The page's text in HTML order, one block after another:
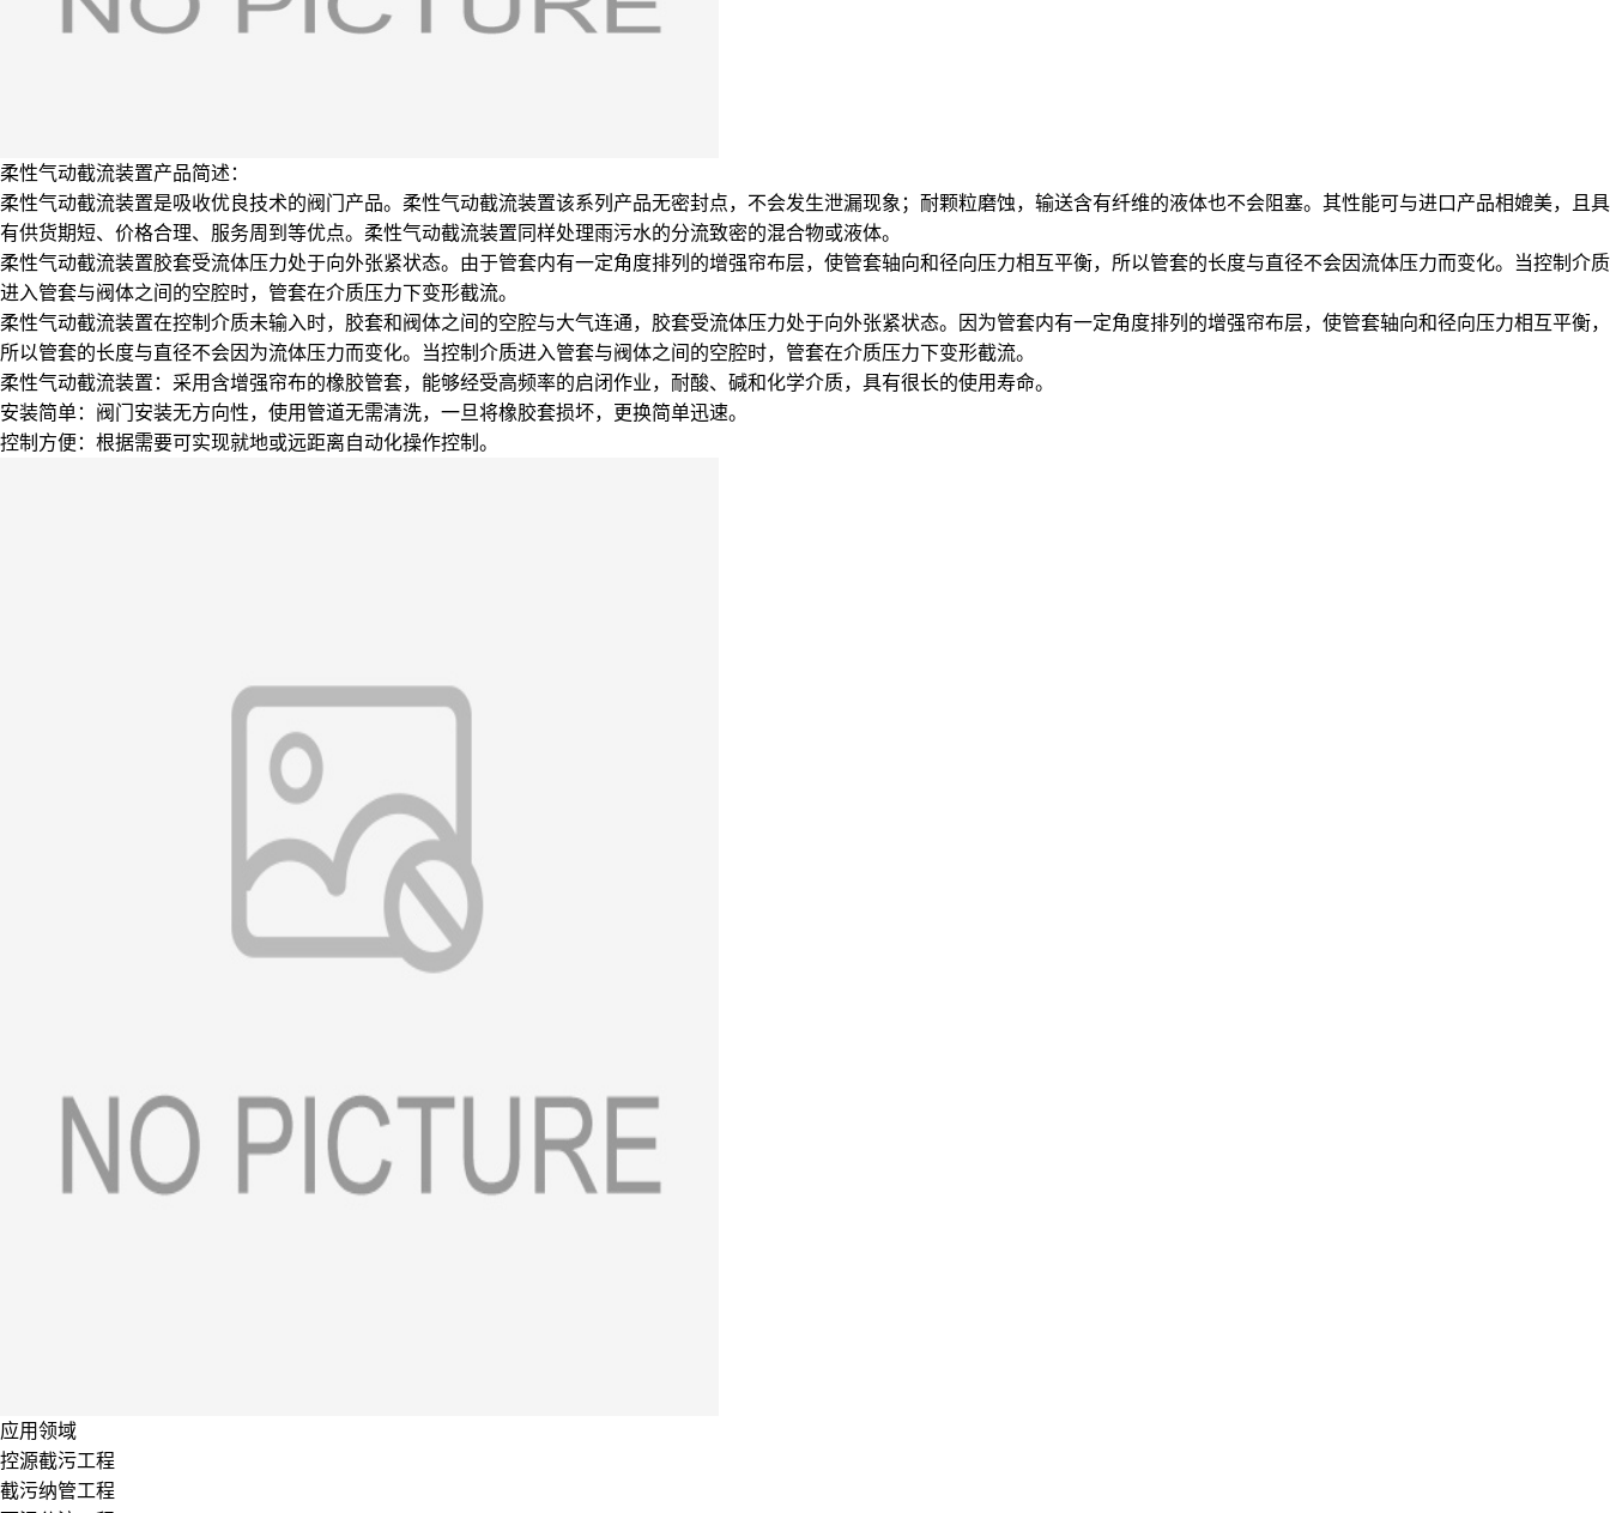
柔性气动截流装置产品简述：
柔性气动截流装置是吸收优良技术的阀门产品。柔性气动截流装置该系列产品无密封点，不会发生泄漏现象；耐颗粒磨蚀，输送含有纤维的液体也不会阻塞。其性能可与进口产品相媲美，且具
有供货期短、价格合理、服务周到等优点。柔性气动截流装置同样处理雨污水的分流致密的混合物或液体。
柔性气动截流装置胶套受流体压力处于向外张紧状态。由于管套内有一定角度排列的增强帘布层，使管套轴向和径向压力相互平衡，所以管套的长度与直径不会因流体压力而变化。当控制介质
进入管套与阀体之间的空腔时，管套在介质压力下变形截流。
柔性气动截流装置在控制介质未输入时，胶套和阀体之间的空腔与大气连通，胶套受流体压力处于向外张紧状态。因为管套内有一定角度排列的增强帘布层，使管套轴向和径向压力相互平衡，
所以管套的长度与直径不会因为流体压力而变化。当控制介质进入管套与阀体之间的空腔时，管套在介质压力下变形截流。
柔性气动截流装置：采用含增强帘布的橡胶管套，能够经受高频率的启闭作业，耐酸、碱和化学介质，具有很长的使用寿命。
安装简单：阀门安装无方向性，使用管道无需清洗，一旦将橡胶套损坏，更换简单迅速。
控制方便：根据需要可实现就地或远距离自动化操作控制。
应用领域
控源截污工程
截污纳管工程